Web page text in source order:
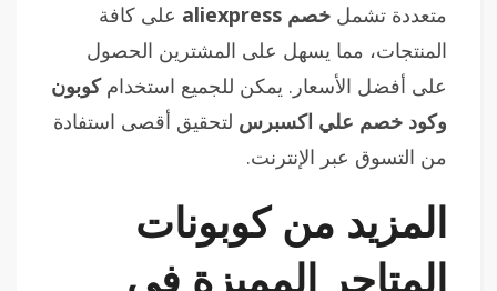
متعددة تشمل خصم aliexpress
على كافة
المنتجات، مما يسهل على المشترين الحصول
على أفضل الأسعار. يمكن للجميع استخدام كوبون
وكود خصم علي اكسبرسلتحقيق أقصى استفادة
من التسوق عبر الإنترنت.
المزيد من كوبونات
المتاجر المميزة في